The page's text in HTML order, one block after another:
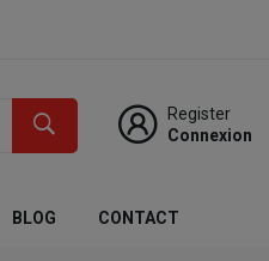
Register
Connexion
BLOG CONTACT